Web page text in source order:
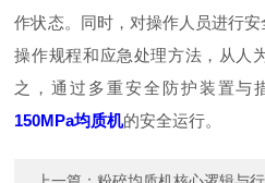
作状态。同时，对操作人员进行
操作规程和应急处理方法，从人
之，通过多重安全防护装置与
150MPa均质机的安全运行。